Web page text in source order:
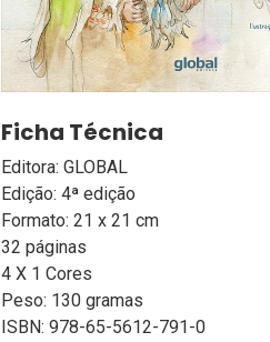
Ficha Técnica
Editora: GLOBAL
Edição: 4ª edição
Formato: 21 x 21 cm
32 páginas
4 X 1 Cores
Peso: 130 gramas
ISBN: 978-65-5612-791-0